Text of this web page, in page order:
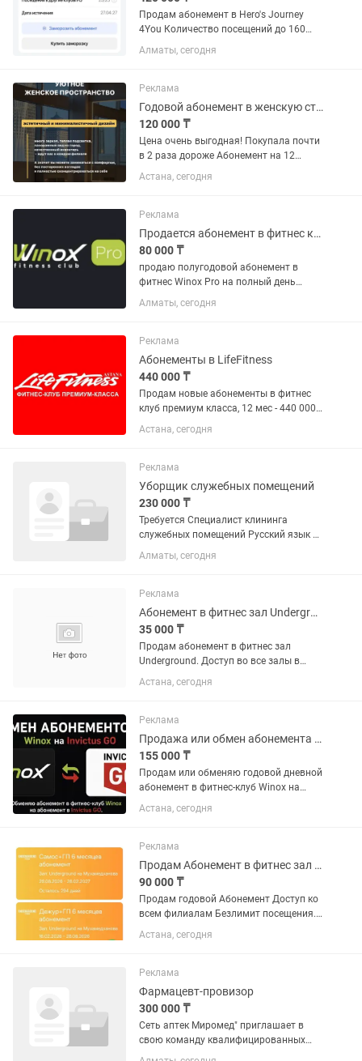
Продам абонемент в Hero's Journey
4You Количество посещений до 160
занятий, 9 месяцев. Срок абонемента -
27.04.27 Это годовой абонемент со
стоит - 575 000 тг в...
Алматы, сегодня
Реклама
Годовой абонемент в женскую студию Soft Fitness
120 000 ₸
Цена очень выгодная! Покупала почти
в 2 раза дороже Абонемент на 12
месяцев + 3 месяца в подарок в
уютную женскую студию фитнеса и
укрепление спины, йога,...
Астана, сегодня
Реклама
Продается абонемент в фитнес клуб Winox Pro
80 000 ₸
продаю полугодовой абонемент в
фитнес Winox Pro на полный день
Алматы, сегодня
Реклама
Абонементы в LifeFitness
440 000 ₸
Продам новые абонементы в фитнес
клуб премиум класса, 12 мес - 440 000
тг Имеются гостевые и заморозки как
на фото Карты новые
Астана, сегодня
Реклама
Уборщик служебных помещений
230 000 ₸
Требуется Специалист клининга
служебных помещений Русский язык и
Казахский язык обязательные График
работы 2/2, с 7:00 до 16:00; Зарплата
Официальное...
Алматы, сегодня
Реклама
Абонемент в фитнес зал Underground
35 000 ₸
Продам абонемент в фитнес зал
Underground. Доступ во все залы в
Астане, срок действия до 26 октября
2026, есть 4 гостевых визита
Астана, сегодня
Реклама
Продажа или обмен абонемента Winox на Invictus GO
155 000 ₸
Продам или обменяю годовой дневной
абонемент в фитнес-клуб Winox на
абонемент в сеть Invictus GO.
Абонемент действует до 15.02.2027.
Астана, сегодня
Реклама
Продам Абонемент в фитнес зал Underground
90 000 ₸
Продам годовой Абонемент Доступ ко
всем филиалам Безлимит посещения.
Астана, сегодня
Реклама
Фармацевт-провизор
300 000 ₸
Сеть аптек Миромед" приглашает в
свою команду квалифицированных
ФАРМАЦЕВТОВ! В ваши обязанности